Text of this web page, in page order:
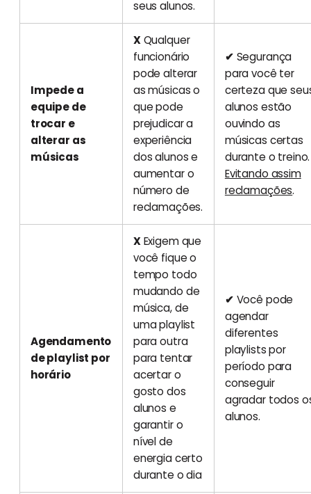
seus alunos.
Impede a
equipe de
trocar e
alterar as
músicas
XQualquer
funcionário
pode alterar
as músicas o
que pode
prejudicar a
experiência
dos alunos e
aumentar o
número de
reclamações.
✔ Segurança
para você ter
certeza que
alunos estão
ouvindo as
músicas certas
durante o treino.
Evitando assim
reclamações.
Agendamento
de playlist por
horário
XExigem que
você fique o
tempo todo
mudando de
música, de
uma playlist
para outra
para tentar
acertar o
gosto dos
alunos e
garantir o
nível de
energia certo
durante o dia
✔ Você pode
agendar
diferentes
playlists por
período para
conseguir
agradar todos
alunos.